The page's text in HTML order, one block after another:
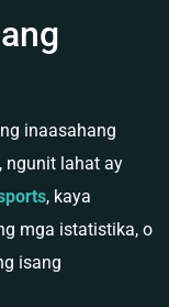
inaasahang
ngunit lahat ay
, kaya
mga istatistika, o
isang